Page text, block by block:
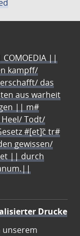
||
kampff/
das
aus warheit
|| m#
Todt/
#[et]c̃ tr#
gewissen/
|| durch
Drucke
unserem